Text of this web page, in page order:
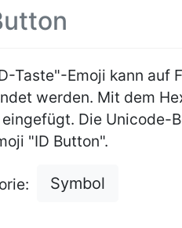
Taste"-Emoji kann auf
werden. Mit dem
eingefügt. Die Unicode-
"ID Button".
Symbol